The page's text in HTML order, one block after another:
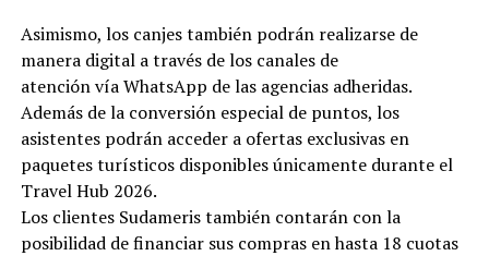
Asimismo, los canjes también podrán realizarse de
manera digital a través de los canales de
atención vía WhatsApp de las agencias adheridas.
Además de la conversión especial de puntos, los
asistentes podrán acceder a ofertas exclusivas en
paquetes turísticos disponibles únicamente durante el
Travel Hub 2026.
Los clientes Sudameris también contarán con la
posibilidad de financiar sus compras en hasta 18 cuotas